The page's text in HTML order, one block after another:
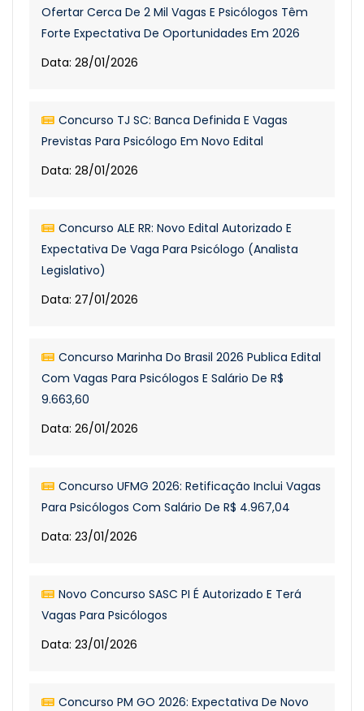
Ofertar Cerca De 2 Mil Vagas E Psicólogos Têm
Forte Expectativa De Oportunidades Em 2026
Data: 28/01/2026
Concurso TJ SC: Banca Definida E Vagas
Previstas Para Psicólogo Em Novo Edital
Data: 28/01/2026
Concurso ALE RR: Novo Edital Autorizado E
Expectativa De Vaga Para Psicólogo (Analista
Legislativo)
Data: 27/01/2026
Concurso Marinha Do Brasil 2026 Publica Edital
Com Vagas Para Psicólogos E Salário De R$
9.663,60
Data: 26/01/2026
Concurso UFMG 2026: Retificação Inclui Vagas
Para Psicólogos Com Salário De R$ 4.967,04
Data: 23/01/2026
Novo Concurso SASC PI É Autorizado E Terá
Vagas Para Psicólogos
Data: 23/01/2026
Concurso PM GO 2026: Expectativa De Novo